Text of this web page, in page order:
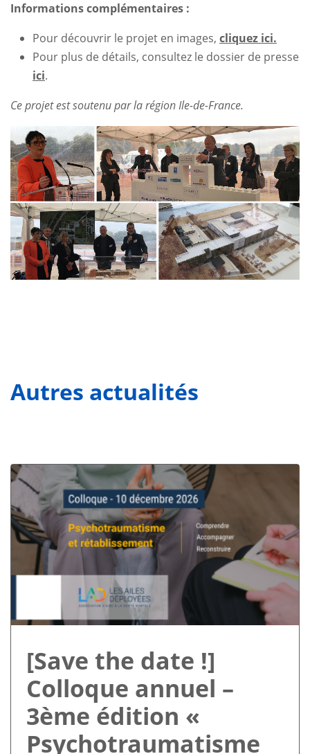
Informations complémentaires :
Pour découvrir le projet en images, cliquez ici.
Pour plus de détails, consultez le dossier de presse
ici.
Ce projet est soutenu par la région Ile-de-France.
Autres actualités
[Save the date !]
Colloque annuel –
3ème édition «
Psychotraumatisme